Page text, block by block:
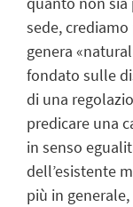
sede,
genera
fondato sulle
di una
predicare una
in senso
dell’esistente
più in